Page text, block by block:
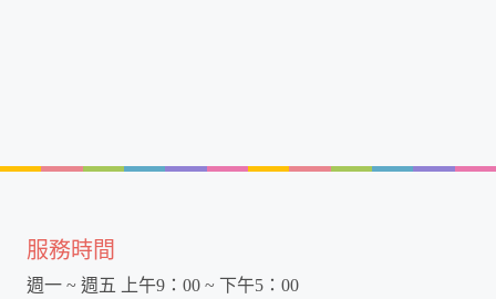
服務時間
週一 ~ 週五 上午9：00 ~ 下午5：00